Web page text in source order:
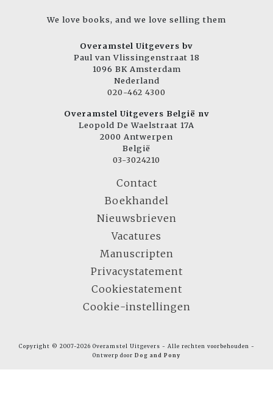
We love books, and we love selling them
Overamstel Uitgevers bv
Paul van Vlissingenstraat 18
1096 BK Amsterdam
Nederland
020-462 4300
Overamstel Uitgevers België nv
Leopold De Waelstraat 17A
2000 Antwerpen
België
03-3024210
Contact
Boekhandel
Nieuwsbrieven
Vacatures
Manuscripten
Privacystatement
Cookiestatement
Cookie-instellingen
Copyright © 2007-2026 Overamstel Uitgevers - Alle rechten voorbehouden -
Ontwerp door Dog and Pony